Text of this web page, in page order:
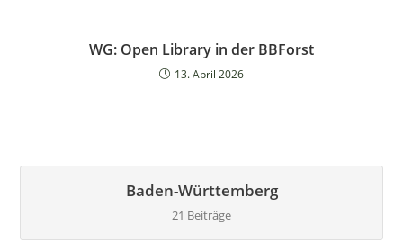
WG: Open Library in der BBForst
13. April 2026
Baden-Württemberg
21 Beiträge